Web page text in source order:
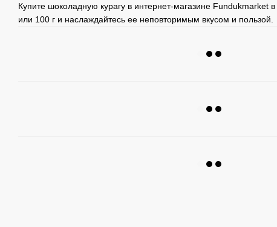
Купите шоколадную курагу в интернет-магазине Fundukmarket в
или 100 г и наслаждайтесь ее неповторимым вкусом и пользой.